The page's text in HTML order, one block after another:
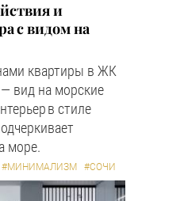
и
с видом на
квартиры в ЖК
вид на морские
в стиле
море.
#МИНИМАЛИЗМ #СОЧИ